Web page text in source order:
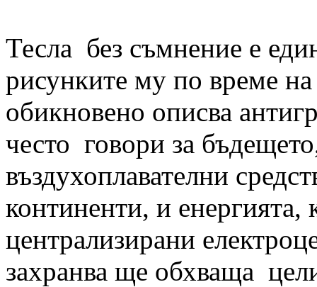
Тесла без съмнение е
рисунките му по време
обикновено описва
често говори за
въздухоплавателни
континенти, и енергията,
централизирани
захранва ще обхваща